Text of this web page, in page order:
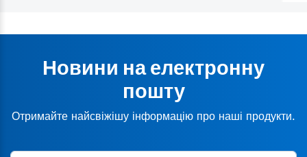
Новини на електронну
пошту
Отримайте найсвіжішу інформацію про наші продукти.